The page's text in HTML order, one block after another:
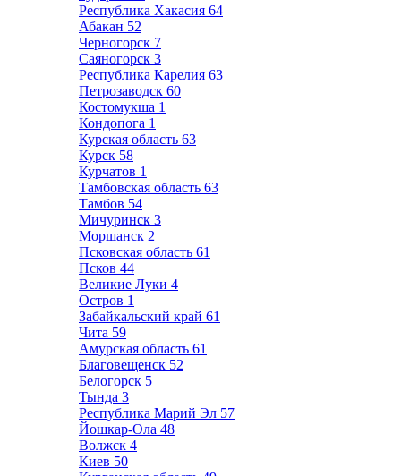
Республика Хакасия 64
Абакан 52
Черногорск 7
Саяногорск 3
Республика Карелия 63
Петрозаводск 60
Костомукша 1
Кондопога 1
Курская область 63
Курск 58
Курчатов 1
Тамбовская область 63
Тамбов 54
Мичуринск 3
Моршанск 2
Псковская область 61
Псков 44
Великие Луки 4
Остров 1
Забайкальский край 61
Чита 59
Амурская область 61
Благовещенск 52
Белогорск 5
Тында 3
Республика Марий Эл 57
Йошкар-Ола 48
Волжск 4
Киев 50